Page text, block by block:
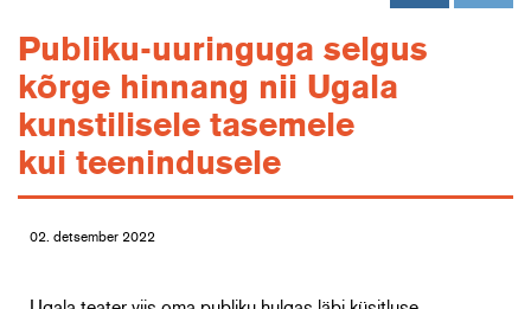
Publiku-uuringuga selgus
kõrge hinnang nii Ugala
kunstilisele tasemele
kui teenindusele
02. detsember 2022